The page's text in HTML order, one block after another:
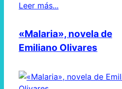
Leer más...
«Malaria», novela de
Emiliano Olivares